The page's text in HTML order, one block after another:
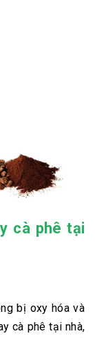
cà phê tại
bị oxy hóa và
cà phê tại nhà,